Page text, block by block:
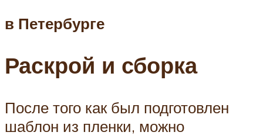
в Петербурге
Раскрой и сборка
После того как был подготовлен
шаблон из пленки, можно